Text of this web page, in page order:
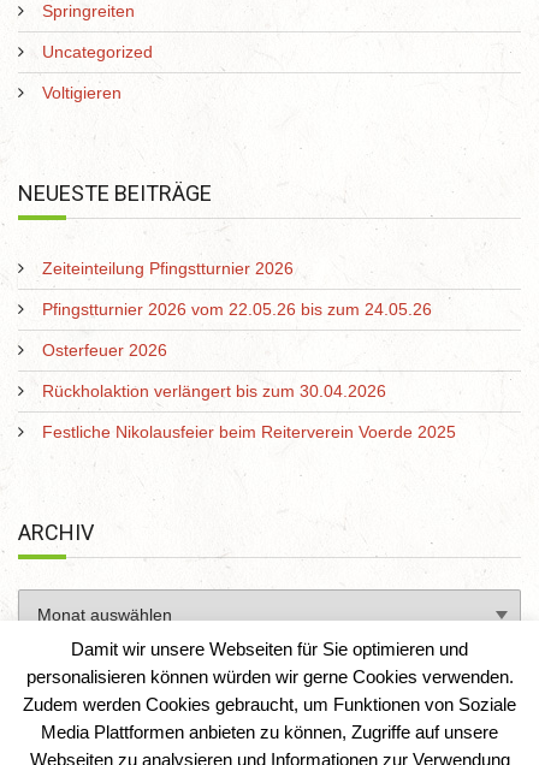
Springreiten
Uncategorized
Voltigieren
NEUESTE BEITRÄGE
Zeiteinteilung Pfingstturnier 2026
Pfingstturnier 2026 vom 22.05.26 bis zum 24.05.26
Osterfeuer 2026
Rückholaktion verlängert bis zum 30.04.2026
Festliche Nikolausfeier beim Reiterverein Voerde 2025
ARCHIV
Damit wir unsere Webseiten für Sie optimieren und
personalisieren können würden wir gerne Cookies verwenden.
Zudem werden Cookies gebraucht, um Funktionen von Soziale
Media Plattformen anbieten zu können, Zugriffe auf unsere
Webseiten zu analysieren und Informationen zur Verwendung